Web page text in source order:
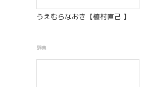
うえむらなおき【植村直己 】
辞典